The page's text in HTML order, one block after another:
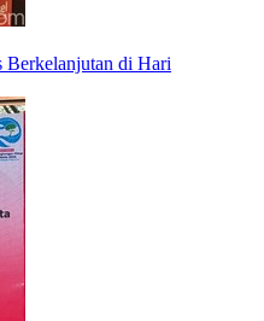
Berkelanjutan di Hari